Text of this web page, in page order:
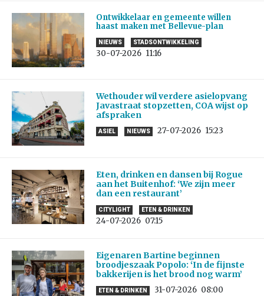
Ontwikkelaar en gemeente willen
haast maken met Bellevue-plan
NIEUWS STADSONTWIKKELING
30-07-2026 11:16
Wethouder wil verdere asielopvang
Javastraat stopzetten, COA wijst op
afspraken
ASIEL NIEUWS 27-07-2026 15:23
Eten, drinken en dansen bij Rogue
aan het Buitenhof: ‘We zijn meer
dan een restaurant’
CITYLIGHT ETEN & DRINKEN
24-07-2026 07:15
Eigenaren Bartine beginnen
broodjeszaak Popolo: ‘In de fijnste
bakkerijen is het brood nog warm’
ETEN & DRINKEN 31-07-2026 08:00